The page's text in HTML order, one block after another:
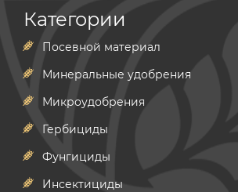
Категории
Посевной материал
Минеральные удобрения
Микроудобрения
Гербициды
Фунгициды
Инсектициды